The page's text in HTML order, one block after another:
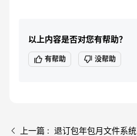
以上内容是否对您有帮助？
有帮助 没帮助
上一篇 : 退订包年包月文件系统